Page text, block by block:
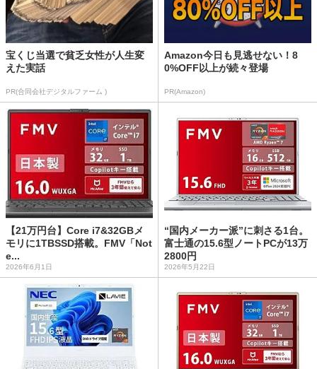
宝くじ当選で貧乏女性が人生変
えた実話
PR(合同会社デジタルファーム )
Amazon今日も見逃せない！8
0%OFF以上が続々登場
PR(Amazon)
【21万円台】Core i7&32GBメ
モリに1TBSSD搭載。FMV「Not
e...
2026年6月1日
“国内メーカー派”に刺さる1台。
富士通の15.6型ノートPCが13万
2800円
2026年5月22日